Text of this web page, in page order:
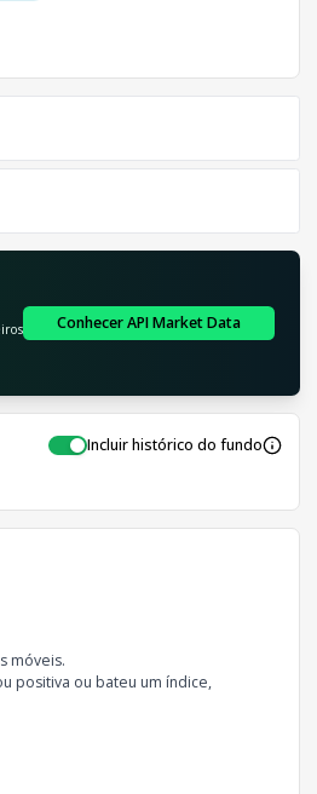
Conhecer API Market Data
Incluir histórico do fundo
móveis.
positiva ou bateu um índice,